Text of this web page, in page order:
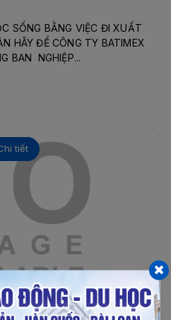
SỐNG BẰNG VIỆC ĐI XUẤT
HÃY ĐỂ CÔNG TY BATIMEX
BAN NGHIỆP...
tiết